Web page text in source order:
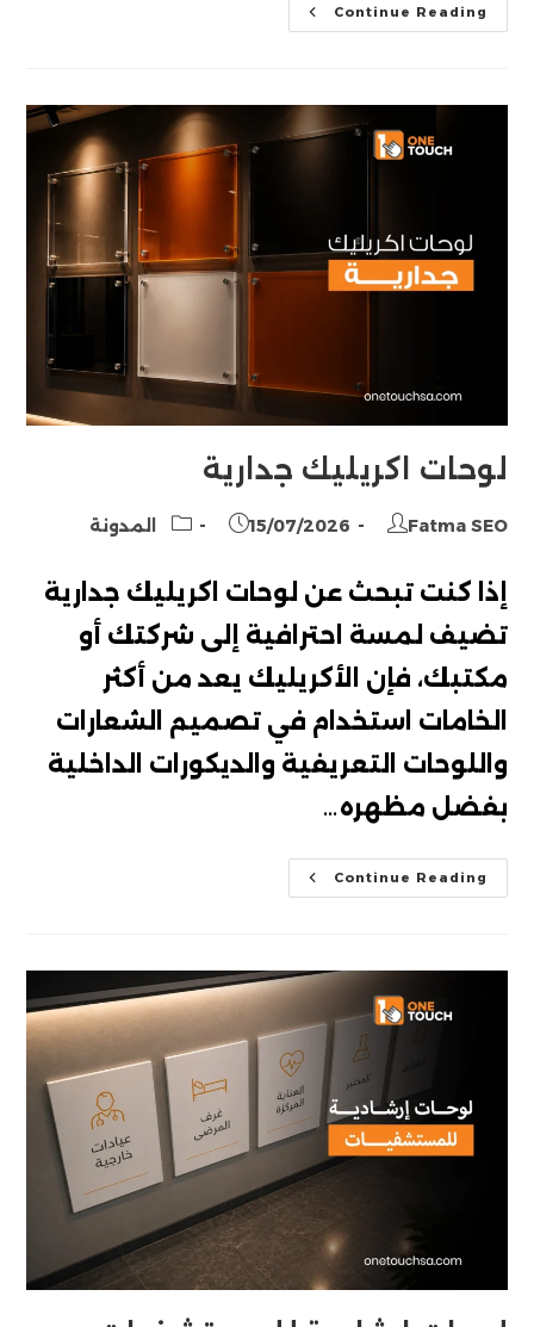
Continue Reading
Pop
Up
لوحات اكريليك جدارية
Post
Fatma SEO
Post
15/07/2026
Post المدونة
إذا كنت تبحث عن لوحات اكريليك جدارية
تضيف لمسة احترافية إلى شركتك أو
مكتبك، فإن الأكريليك يعد من أكثر
الخامات استخدام في تصميم الشعارات
واللوحات التعريفية والديكورات الداخلية
بفضل مظهره…
Continue Reading لوحات
اكريليك